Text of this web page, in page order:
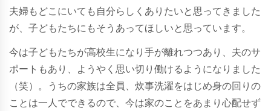
夫婦もどこにいても自分らしくありたいと思ってきました
が、子どもたちにもそうあってほしいと思っています。
今は子どもたちが高校生になり手が離れつつあり、夫のサ
ポートもあり、ようやく思い切り働けるようになりました
（笑）。うちの家族は全員、炊事洗濯をはじめ身の回りの
ことは一人でできるので、今は家のことをあまり心配せず